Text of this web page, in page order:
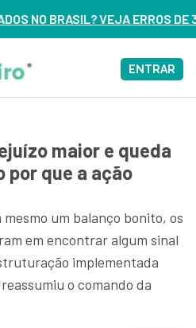
3 DELES – ASSISTA AGORA
ENTRAR
maior e queda
por que a ação
um balanço bonito, os
em encontrar algum sinal
implementada
o comando da